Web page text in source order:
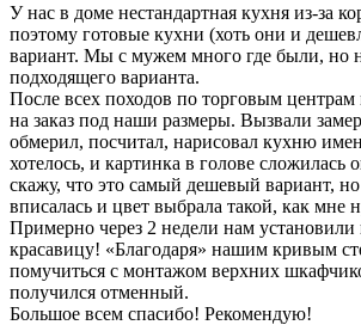
У нас в доме нестандартная кухня из-за
поэтому готовые кухни (хоть они и
вариант. Мы с мужем много где были, но
подходящего варианта.
После всех походов по торговым
на заказ под наши размеры. Вызвали
обмерил, посчитал, нарисовал кухню
хотелось, и картинка в голове сложилась
скажу, что это самый дешевый вариант,
вписалась и цвет выбрала такой, как мне
Примерно через 2 недели нам
красавицу! «Благодаря» нашим кривым
помучиться с монтажом верхних
получился отменный.
Большое всем спасибо! Рекомендую!